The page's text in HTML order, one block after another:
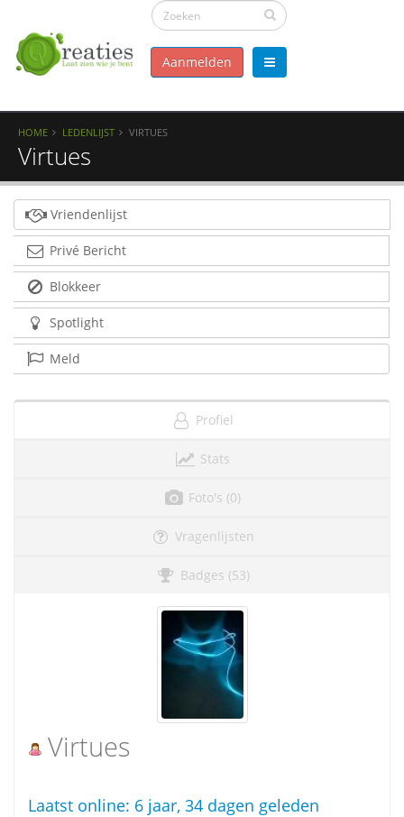
Aanmelden
HOME LEDENLIJST VIRTUES
Virtues
Vriendenlijst
Privé Bericht
Blokkeer
Spotlight
Meld
Profiel
Stats
Foto's (0)
Vragenlijsten
Badges (53)
Virtues
Laatst online: 6 jaar, 34 dagen geleden